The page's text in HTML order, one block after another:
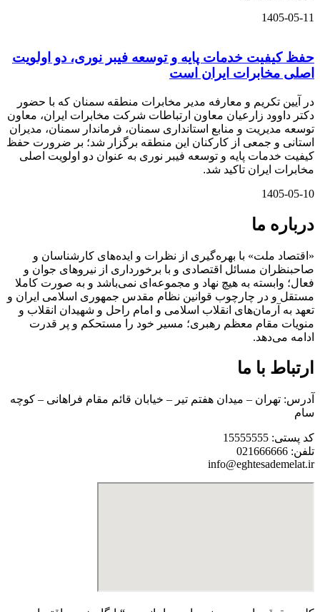
1405-05-11
حفظ کیفیت خدمات پایه و توسعه فیبر نوری، دو اولویت
اصلی مخابرات ایران است
در آیین تکریم و معارفه مدیر مخابرات منطقه سمنان که با حضور
دکتر داوود زارعیان معاون ارتباطات شرکت مخابرات ایران، معاون
توسعه مدیریت و منابع استانداری سمنان، فرماندار سمنان، مدیران
استانی و جمعی از کارکنان این منطقه برگزار شد؛ بر ضرورت حفظ
کیفیت خدمات پایه و توسعه فیبر نوری به عنوان دو اولویت اصلی
مخابرات ایران تاکید شد.
1405-05-10
درباره ما
«اقتصاد ملت» با بهره‌گیری از نظرات و ایده‌های کارشناسان و
صاحبنظران مسائل اقتصادی و با برخورداری از نیروهای جوان و
فعال؛ وابسته به هیچ نهاد و مجموعه‌ای نمی‌‌باشد و به صورت کاملا
مستقل و در چارچوب قوانین نظام مقدس جمهوری اسلامی ایران و
تعهد به آرمان‌های انقلاب اسلامی و امام راحل و شهیدان انقلاب و
منویات مقام معظم رهبری؛ مسیر خود را مستحکم و پر قدرت
ادامه می‌دهد.
ارتباط با ما
آدرس: تهران – میدان هفتم تیر – خیابان قائم مقام فراهانی – کوچه
سام
کد پستی: 15555555
تلفن: 021666666
info@eghtesademelat.ir